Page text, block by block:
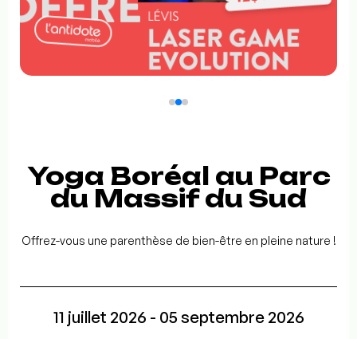
Yoga Boréal au Parc
du Massif du Sud
Offrez-vous une parenthèse de bien-être en pleine nature !
11 juillet 2026 - 05 septembre 2026